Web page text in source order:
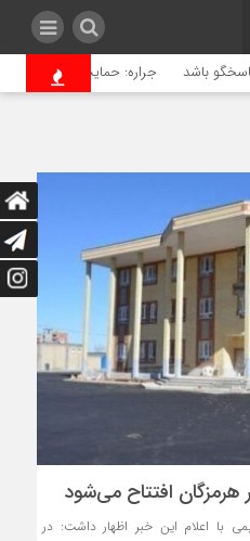
جراره: حمایت از خبرنگاران
با اعلام این خبر اظهار داشت: در